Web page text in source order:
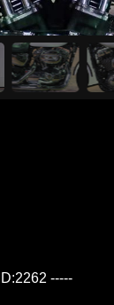
-----